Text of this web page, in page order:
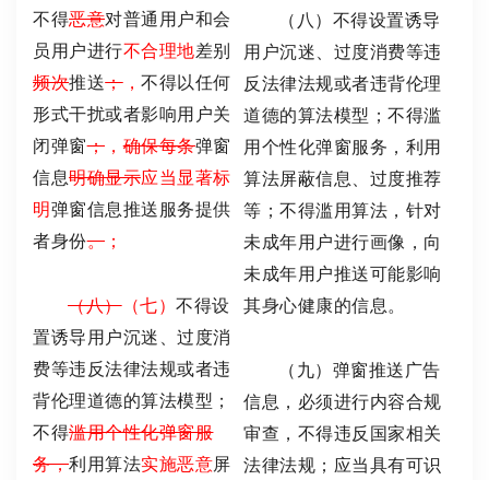
不得恶意对普通用户和会
员用户进行不合理地差别
频次推送；，不得以任何
形式干扰或者影响用户关
闭弹窗； ，确保每条弹窗
信息明确显示应当显著标
明弹窗信息推送服务提供
者身份。 ；
（八）（七）不得设
置诱导用户沉迷、过度消
费等违反法律法规或者违
背伦理道德的算法模型；
不得滥用个性化弹窗服
务，利用算法实施恶意屏
（八）不得设置诱导
用户沉迷、过度消费等违
反法律法规或者违背伦理
道德的算法模型；不得滥
用个性化弹窗服务，利用
算法屏蔽信息、过度推荐
等；不得滥用算法，针对
未成年用户进行画像，向
未成年用户推送可能影响
其身心健康的信息。
（九）弹窗推送广告
信息，必须进行内容合规
审查，不得违反国家相关
法律法规；应当具有可识